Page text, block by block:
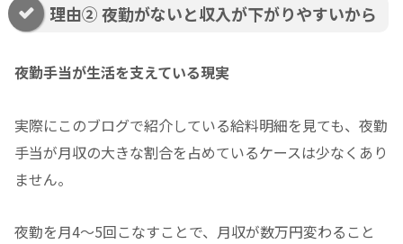
理由② 夜勤がないと収入が下がりやすいから
夜勤手当が生活を支えている現実
実際にこのブログで紹介している給料明細を見ても、夜勤
手当が月収の大きな割合を占めているケースは少なくあり
ません。
夜勤を月4〜5回こなすことで、月収が数万円変わること